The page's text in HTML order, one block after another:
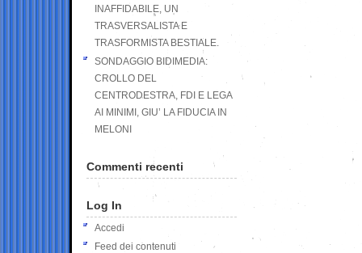
INAFFIDABILE, UN
TRASVERSALISTA E
TRASFORMISTA BESTIALE.
SONDAGGIO BIDIMEDIA:
CROLLO DEL
CENTRODESTRA, FDI E LEGA
AI MINIMI, GIU’ LA FIDUCIA IN
MELONI
Commenti recenti
Log In
Accedi
Feed dei contenuti